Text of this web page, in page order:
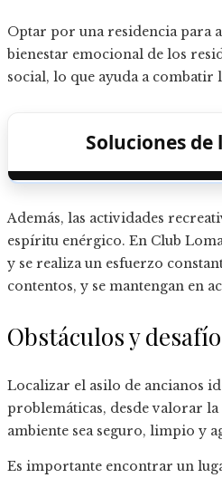
Optar por una residencia para
bienestar emocional de los
social, lo que ayuda a combatir
Soluciones
Además, las actividades
espíritu enérgico. En Club
y se realiza un esfuerzo
contentos, y se mantengan en
Obstáculos y
Localizar el asilo de ancianos
problemáticas, desde valorar
ambiente sea seguro, limpio y
Es importante encontrar un